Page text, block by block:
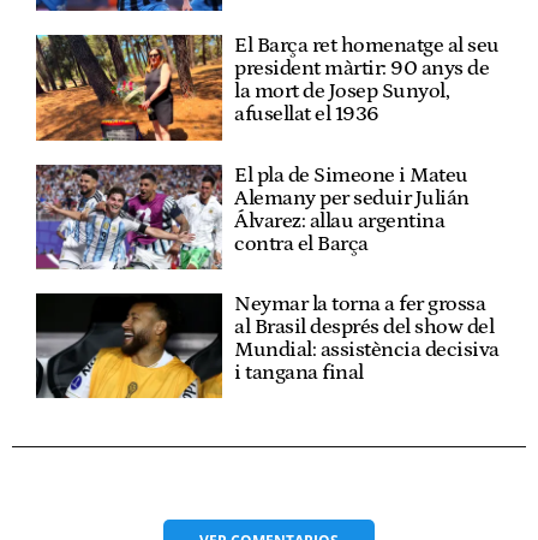
El Barça ret homenatge al seu
president màrtir: 90 anys de
la mort de Josep Sunyol,
afusellat el 1936
El pla de Simeone i Mateu
Alemany per seduir Julián
Álvarez: allau argentina
contra el Barça
Neymar la torna a fer grossa
al Brasil després del show del
Mundial: assistència decisiva
i tangana final